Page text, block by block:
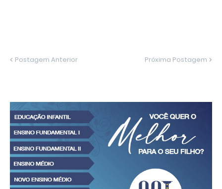
Postagem Anterior Próxima Postagem